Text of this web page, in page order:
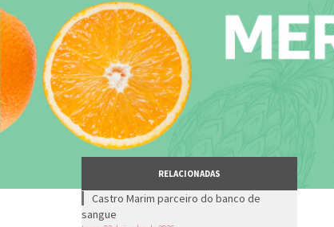
RELACIONADAS
Castro Marim parceiro do banco de
sangue